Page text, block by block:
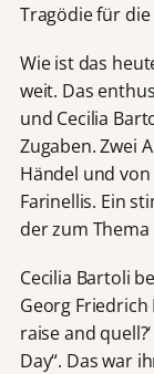
Tragödie für die
Wie ist das
weit. Das
und Cecilia
Zugaben. Zwei
Händel und
Farinellis. Ein
der zum
Cecilia Bartoli
Georg Friedrich
raise and
Day“. Das war